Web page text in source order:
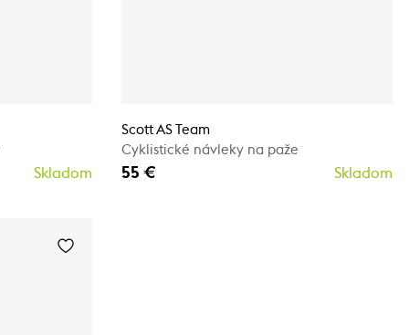
Skladom
Scott AS Team
Cyklistické návleky na paže
55 € Skladom